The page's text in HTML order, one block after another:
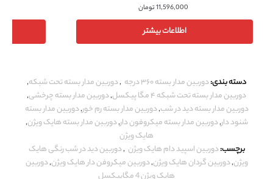
11,596,000تومان
اطلاعات بیشتر
دسته بندی:دوربین مدار بسته ۳۶۰ درجه ,دوربین مدار بسته تحت شبکه,
دوربین مدار بسته تحت شبکه ۴ مگا پیکسل
,دوربین مدار بسته چرخشی,
دوربین مدار بسته دید در شب,دوربین مدار بسته رم خور,دوربین مدار بسته
شنود دار,دوربین مدار بسته میکروفون دار,دوربین مدار بسته هایک ویژن,
هایک ویژن
برچسب:دوربین اسپید دام هایک ویژن ,دوربین دید در شب رنگی هایک
ویژن,دوربین گردان هایک ویژن,دوربین میکروفن دار هایک ویژن,دوربین
هایک ویژن 4 مگاپیکسل